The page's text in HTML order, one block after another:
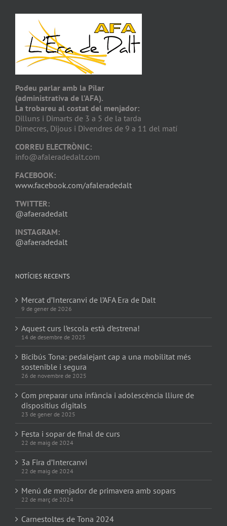
Podeu parlar amb la Pilar
(administrativa de l’AFA).
La trobareu al costat del menjador:
Dilluns i Dimarts de 3 a 5 de la tarda
Dimecres, Dijous i Divendres de 9 a 11 del matí
CORREU ELECTRÒNIC:
info@afaleradedalt.com
FACEBOOK:
www.facebook.com/afaleradedalt
TWITTER:
@afaeradedalt
INSTAGRAM:
@afaeradedalt
NOTÍCIES RECENTS
Mercat d’Intercanvi de l’AFA Era de Dalt
9 de gener de 2026
Aquest curs l’escola està d’estrena!
14 de desembre de 2025
Bicibús Tona: pedalejant cap a una mobilitat més
sostenible i segura
26 de novembre de 2025
Com preparar una infància i adolescència lliure de
dispositius digitals
23 de gener de 2025
Festa i sopar de final de curs
22 de maig de 2024
3a Fira d’Intercanvi
22 de maig de 2024
Menú de menjador de primavera amb sopars
22 de març de 2024
Carnestoltes de Tona 2024